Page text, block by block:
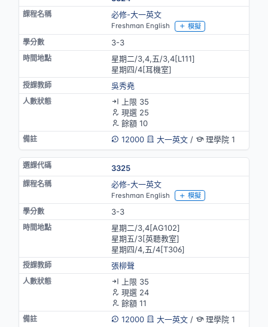
必修-大一英文
Freshman English 模擬
3-3
星期二/3,4,五/3,4[L111]
星期四/4[耳機室]
吳秀堯
上限 35
現選 25
餘額 10
12000
大一英文/ 理學院 1
3325
必修-大一英文
Freshman English 模擬
3-3
星期二/3,4[AG102]
星期五/3[英聽教室]
星期四/4,五/4[T306]
張柳聲
上限 35
現選 24
餘額 11
12000
大一英文/ 理學院 1